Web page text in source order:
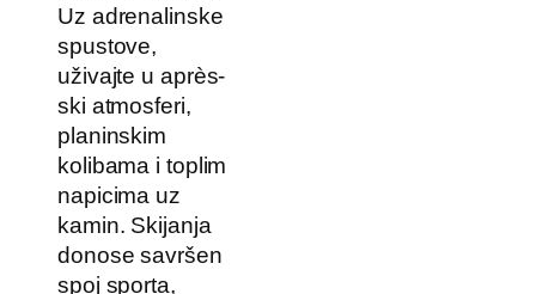
Uz adrenalinske
spustove,
uživajte u après-
ski atmosferi,
planinskim
kolibama i toplim
napicima uz
kamin. Skijanja
donose savršen
spoj sporta,